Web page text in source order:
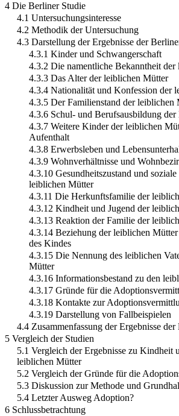
4 Die Berliner Studie
4.1 Untersuchungsinteresse
4.2 Methodik der Untersuchung
4.3 Darstellung der Ergebnisse der
4.3.1 Kinder und Schwangerschaft
4.3.2 Die namentliche Bekanntheit
4.3.3 Das Alter der leiblichen Mütter
4.3.4 Nationalität und Konfession der
4.3.5 Der Familienstand der leiblichen
4.3.6 Schul- und Berufsausbildung
4.3.7 Weitere Kinder der leiblichen
Aufenthalt
4.3.8 Erwerbsleben und
4.3.9 Wohnverhältnisse und
4.3.10 Gesundheitszustand und
leiblichen Mütter
4.3.11 Die Herkunftsfamilie der
4.3.12 Kindheit und Jugend der
4.3.13 Reaktion der Familie der
4.3.14 Beziehung der leiblichen
des Kindes
4.3.15 Die Nennung des leiblichen
Mütter
4.3.16 Informationsbestand zu den
4.3.17 Gründe für die
4.3.18 Kontakte zur
4.3.19 Darstellung von Fallbeispielen
4.4 Zusammenfassung der Ergebnisse
5 Vergleich der Studien
5.1 Vergleich der Ergebnisse zu Kindheit
leiblichen Mütter
5.2 Vergleich der Gründe für die
5.3 Diskussion zur Methode und
5.4 Letzter Ausweg Adoption?
6 Schlussbetrachtung